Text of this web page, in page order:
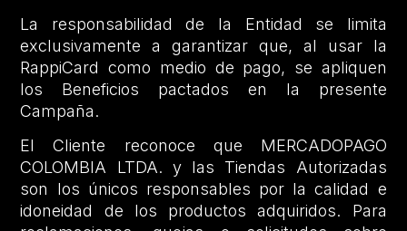
La responsabilidad de la Entidad se limita
exclusivamente a garantizar que, al usar la
RappiCard como medio de pago, se apliquen
los Beneficios pactados en la presente
Campaña.
El Cliente reconoce que MERCADOPAGO
COLOMBIA LTDA. y las Tiendas Autorizadas
son los únicos responsables por la calidad e
idoneidad de los productos adquiridos. Para